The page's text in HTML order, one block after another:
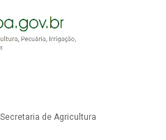
Secretaria de Agricultura